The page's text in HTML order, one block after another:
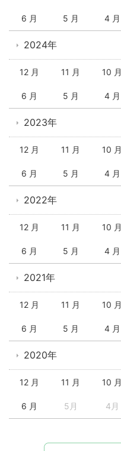
6 月 5 月 4 月
2024年
12 月 11 月 10 月
6 月 5 月 4 月
2023年
12 月 11 月 10 月
6 月 5 月 4 月
2022年
12 月 11 月 10 月
6 月 5 月 4 月
2021年
12 月 11 月 10 月
6 月 5 月 4 月
2020年
12 月 11 月 10 月
6 月 5月 4月